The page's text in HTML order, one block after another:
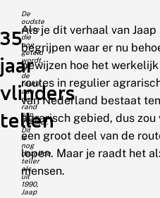
35
jaar
vlinders
tellen
De
oudste
route
die
nog
geteld
wordt,
is
de
route
aan
de
rand
van
Twickel.
Dit
is
nog
dezelfde
teller
als
uit
1990,
Jaap
Als je dit verhaal van
begrijpen waar er nu
bewijzen hoe het
routes in regulier
van Nederland bestaat
agrarisch gebied, dus
een groot deel van de
lopen. Maar je raadt het
mensen.